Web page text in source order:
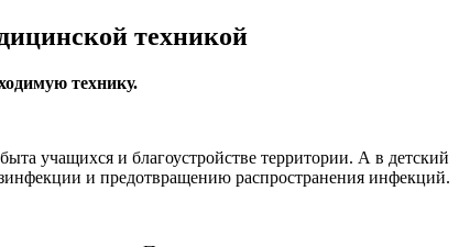
техникой
технику.
учащихся и благоустройстве территории. А в детский
и предотвращению распространения инфекций.